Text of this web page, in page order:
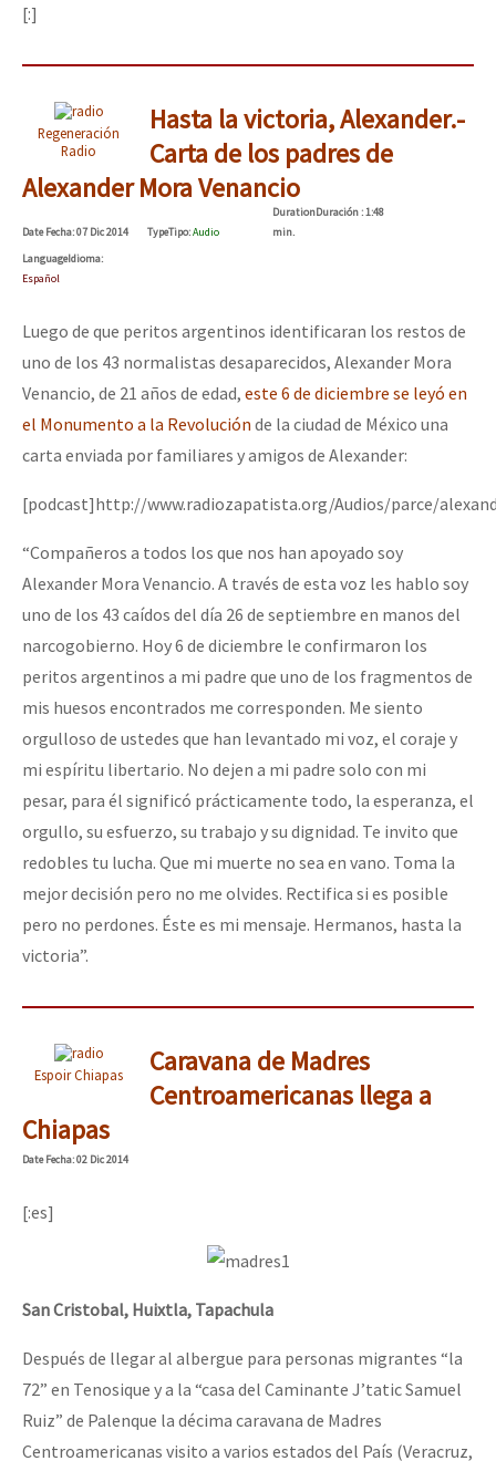
[:]
Regeneración
Radio
Hasta la victoria, Alexander.-
Carta de los padres de
Alexander Mora Venancio
DateFecha: 07 Dic 2014 TypeTipo:Audio
DurationDuración : 1:48
min.
LanguageIdioma:
Español
Luego de que peritos argentinos identificaran los restos de
uno de los 43 normalistas desaparecidos, Alexander Mora
Venancio, de 21 años de edad, este 6 de diciembre se leyó en
el Monumento a la Revolución de la ciudad de México una
carta enviada por familiares y amigos de Alexander:
[podcast]http://www.radiozapatista.org/Audios/parce/
“Compañeros a todos los que nos han apoyado soy
Alexander Mora Venancio. A través de esta voz les hablo soy
uno de los 43 caídos del día 26 de septiembre en manos del
narcogobierno. Hoy 6 de diciembre le confirmaron los
peritos argentinos a mi padre que uno de los fragmentos de
mis huesos encontrados me corresponden. Me siento
orgulloso de ustedes que han levantado mi voz, el coraje y
mi espíritu libertario. No dejen a mi padre solo con mi
pesar, para él significó prácticamente todo, la esperanza, el
orgullo, su esfuerzo, su trabajo y su dignidad. Te invito que
redobles tu lucha. Que mi muerte no sea en vano. Toma la
mejor decisión pero no me olvides. Rectifica si es posible
pero no perdones. Éste es mi mensaje. Hermanos, hasta la
victoria”.
Espoir Chiapas
Caravana de Madres
Centroamericanas llega a
Chiapas
DateFecha: 02 Dic 2014
[:es]
San Cristobal, Huixtla, Tapachula
Después de llegar al albergue para personas migrantes “la
72” en Tenosique y a la “casa del Caminante J’tatic Samuel
Ruiz” de Palenque la décima caravana de Madres
Centroamericanas visito a varios estados del País (Veracruz,